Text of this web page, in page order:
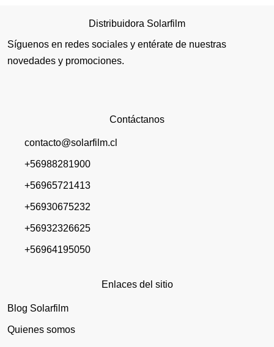
Distribuidora Solarfilm
Síguenos en redes sociales y entérate de nuestras
novedades y promociones.
Contáctanos
contacto@solarfilm.cl
+56988281900
+56965721413
+56930675232
+56932326625
+56964195050
Enlaces del sitio
Blog Solarfilm
Quienes somos